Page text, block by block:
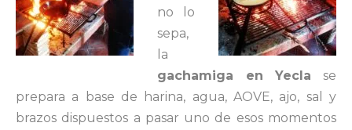
no lo
sepa,
la
gachamiga en Yecla se
prepara a base de harina, agua, AOVE, ajo, sal y
brazos dispuestos a pasar uno de esos momentos